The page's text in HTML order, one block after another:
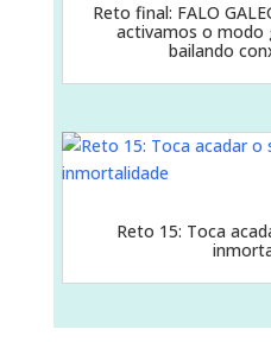
Reto final: FALO
activamos o modo
bailando
Reto 15: Toca